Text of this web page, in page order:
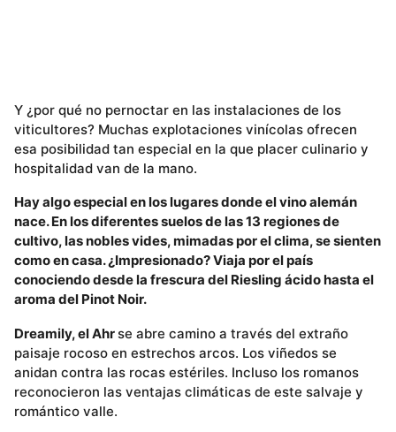
Y ¿por qué no pernoctar en las instalaciones de los
viticultores? Muchas explotaciones vinícolas ofrecen
esa posibilidad tan especial en la que placer culinario y
hospitalidad van de la mano.
Hay algo especial en los lugares donde el vino alemán
nace. En los diferentes suelos de las 13 regiones de
cultivo, las nobles vides, mimadas por el clima, se sienten
como en casa. ¿Impresionado? Viaja por el país
conociendo desde la frescura del Riesling ácido hasta el
aroma del Pinot Noir.
Dreamily, el Ahr se abre camino a través del extraño
paisaje rocoso en estrechos arcos. Los viñedos se
anidan contra las rocas estériles. Incluso los romanos
reconocieron las ventajas climáticas de este salvaje y
romántico valle.